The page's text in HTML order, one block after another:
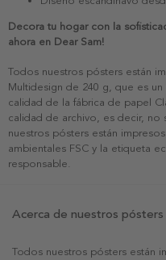
Decora tu hogar con la
ahora en Dear Sam!
Todos nuestros pósters están
Multidesign de 240 g, que es
calidad de la fábrica de papel
calidad de archivo, es decir,
nuestros pósters están
ambientales FSC y la etiqueta
responsable.
Acerca de nuestros pósters
Todos nuestros pósters están